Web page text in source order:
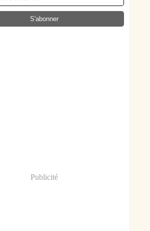
Publicité